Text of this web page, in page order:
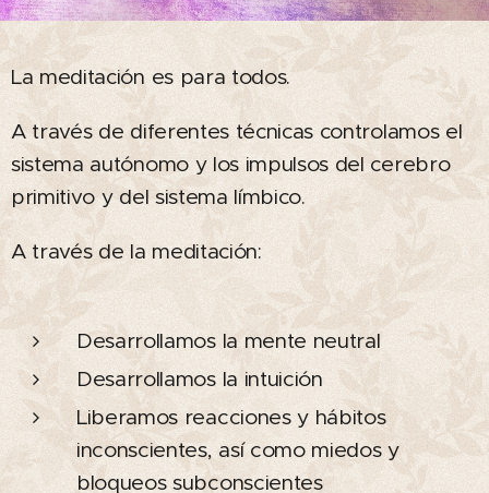
La meditación es para todos.
A través de diferentes técnicas controlamos el
sistema autónomo y los impulsos del cerebro
primitivo y del sistema límbico.
A través de la meditación:
Desarrollamos la mente neutral
Desarrollamos la intuición
Liberamos reacciones y hábitos
inconscientes, así como miedos y
bloqueos subconscientes